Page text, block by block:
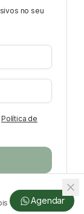
no seu
Política de
Agendar